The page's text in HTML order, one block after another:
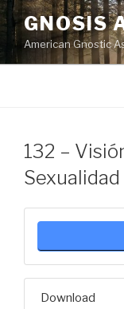
Skip
to
content
GNOSIS
American Gnostic
132 –
Sexualidad
Download